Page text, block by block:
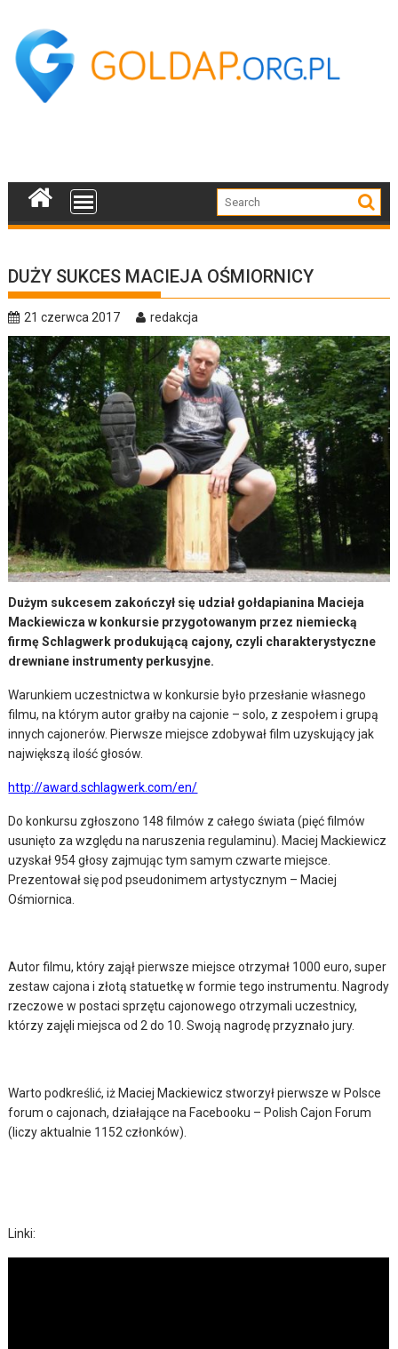
content
DUŻY SUKCES MACIEJA OŚMIORNICY
21 czerwca 2017 redakcja
Dużym sukcesem zakończył się udział gołdapianina Macieja
Mackiewicza w konkursie przygotowanym przez niemiecką
firmę Schlagwerk produkującą cajony, czyli charakterystyczne
drewniane instrumenty perkusyjne.
Warunkiem uczestnictwa w konkursie było przesłanie własnego
filmu, na którym autor grałby na cajonie – solo, z zespołem i grupą
innych cajonerów. Pierwsze miejsce zdobywał film uzyskujący jak
największą ilość głosów.
http://award.schlagwerk.com/en/
Do konkursu zgłoszono 148 filmów z całego świata (pięć filmów
usunięto za względu na naruszenia regulaminu). Maciej Mackiewicz
uzyskał 954 głosy zajmując tym samym czwarte miejsce.
Prezentował się pod pseudonimem artystycznym – Maciej
Ośmiornica.
Autor filmu, który zajął pierwsze miejsce otrzymał 1000 euro, super
zestaw cajona i złotą statuetkę w formie tego instrumentu. Nagrody
rzeczowe w postaci sprzętu cajonowego otrzymali uczestnicy,
którzy zajęli miejsca od 2 do 10. Swoją nagrodę przyznało jury.
Warto podkreślić, iż Maciej Mackiewicz stworzył pierwsze w Polsce
forum o cajonach, działające na Facebooku – Polish Cajon Forum
(liczy aktualnie 1152 członków).
Linki: